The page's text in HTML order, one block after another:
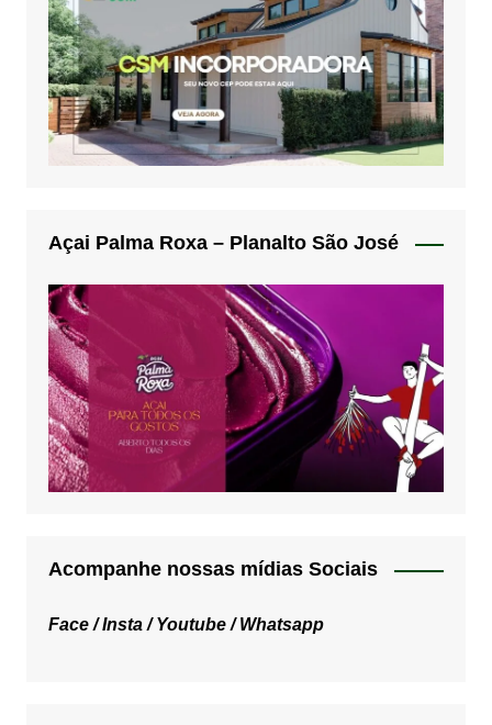
Açai Palma Roxa – Planalto São José
Acompanhe nossas mídias Sociais
Face /Insta /Youtube /Whatsapp